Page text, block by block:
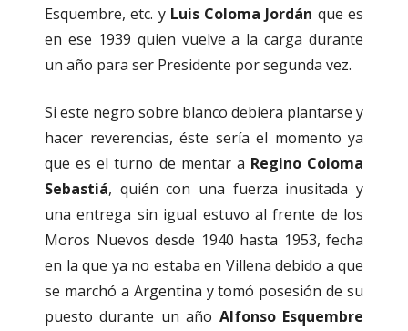
Esquembre, etc. y Luis Coloma Jordán que es
en ese 1939 quien vuelve a la carga durante
un año para ser Presidente por segunda vez.
Si este negro sobre blanco debiera plantarse y
hacer reverencias, éste sería el momento ya
que es el turno de mentar a Regino Coloma
Sebastiá, quién con una fuerza inusitada y
una entrega sin igual estuvo al frente de los
Moros Nuevos desde 1940 hasta 1953, fecha
en la que ya no estaba en Villena debido a que
se marchó a Argentina y tomó posesión de su
puesto durante un año Alfonso Esquembre